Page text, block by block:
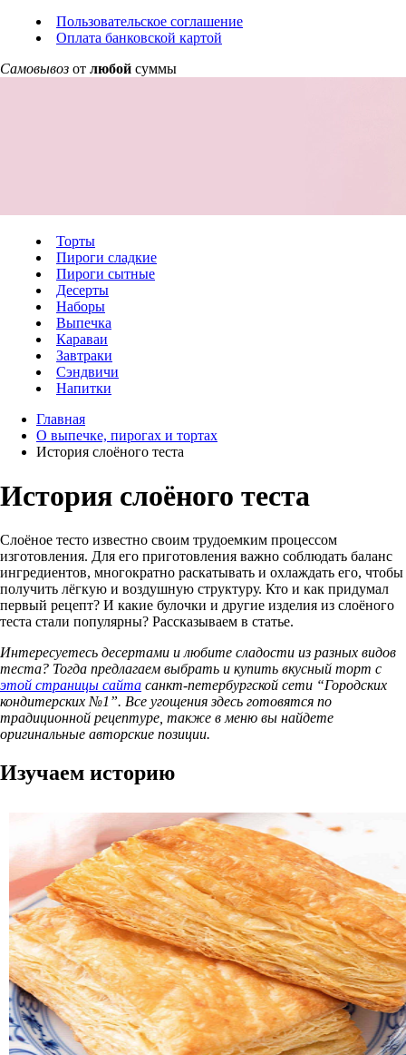
Пользовательское соглашение
Оплата банковской картой
Самовывоз от любой суммы
Торты
Пироги сладкие
Пироги сытные
Десерты
Наборы
Выпечка
Караваи
Завтраки
Сэндвичи
Напитки
Главная
О выпечке, пирогах и тортах
История слоёного теста
История слоёного теста
Слоёное тесто известно своим трудоемким процессом
изготовления. Для его приготовления важно соблюдать баланс
ингредиентов, многократно раскатывать и охлаждать его, чтобы
получить лёгкую и воздушную структуру. Кто и как придумал
первый рецепт? И какие булочки и другие изделия из слоёного
теста стали популярны? Рассказываем в статье.
Интересуетесь десертами и любите сладости из разных видов
теста? Тогда предлагаем выбрать и купить вкусный торт с
этой страницы сайта санкт-петербургской сети “Городских
кондитерских №1”. Все угощения здесь готовятся по
традиционной рецептуре, также в меню вы найдете
оригинальные авторские позиции.
Изучаем историю